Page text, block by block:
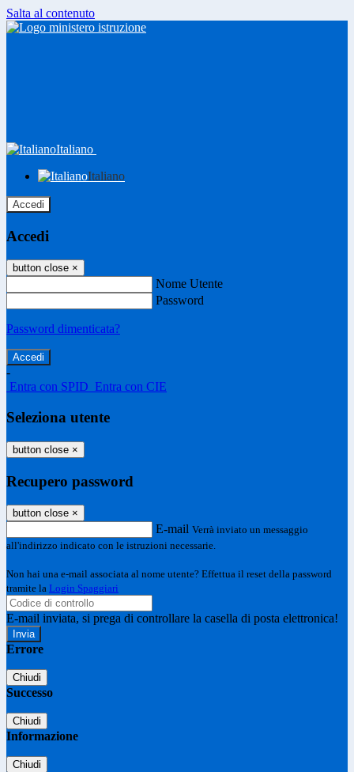
Salta al contenuto
Italiano
Italiano
Accedi
Accedi
button close ×
Nome Utente
Password
Password dimenticata?
-
Entra con SPID Entra con CIE
Seleziona utente
button close ×
Recupero password
button close ×
E-mail Verrà inviato un messaggio
all'indirizzo indicato con le istruzioni necessarie.
Non hai una e-mail associata al nome utente? Effettua il reset della password
tramite la Login Spaggiari
E-mail inviata, si prega di controllare la casella di posta elettronica!
Errore
Chiudi
Successo
Chiudi
Informazione
Chiudi